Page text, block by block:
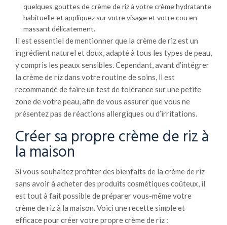
quelques gouttes de crème de riz à votre crème hydratante
habituelle et appliquez sur votre visage et votre cou en
massant délicatement.
Il est essentiel de mentionner que la crème de riz est un
ingrédient naturel et doux, adapté à tous les types de peau,
y compris les peaux sensibles. Cependant, avant d’intégrer
la crème de riz dans votre routine de soins, il est
recommandé de faire un test de tolérance sur une petite
zone de votre peau, afin de vous assurer que vous ne
présentez pas de réactions allergiques ou d’irritations.
Créer sa propre crème de riz à
la maison
Si vous souhaitez profiter des bienfaits de la crème de riz
sans avoir à acheter des produits cosmétiques coûteux, il
est tout à fait possible de préparer vous-même votre
crème de riz à la maison. Voici une recette simple et
efficace pour créer votre propre crème de riz :